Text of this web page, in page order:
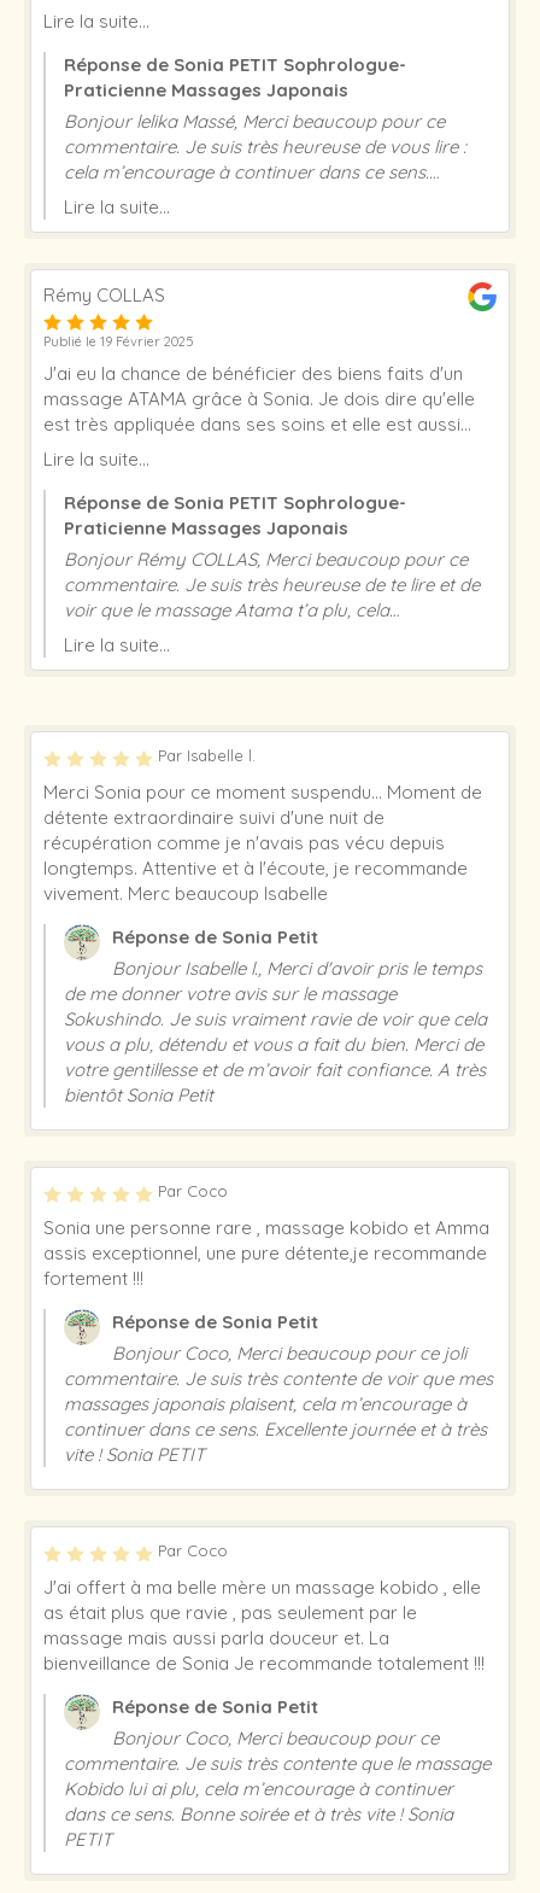
mon visage (kobido), je recommande !
Lire la suite...
Réponse de Sonia PETIT Sophrologue-
Praticienne Massages Japonais
Bonjour lelika Massé, Merci beaucoup pour ce
commentaire. Je suis très heureuse de vous lire :
cela m’encourage à continuer dans ce sens.
Excellente journée et à très vite ! Sonia Petit
Lire la suite...
Rémy COLLAS
Publié le 19 Février 2025
J'ai eu la chance de bénéficier des biens faits d'un
massage ATAMA grâce à Sonia. Je dois dire qu'elle
est très appliquée dans ses soins et elle est aussi
votre écoute. Elle travaille vraiment en conscience.
Lire la suite...
Réponse de Sonia PETIT Sophrologue-
Praticienne Massages Japonais
Bonjour Rémy COLLAS, Merci beaucoup pour ce
commentaire. Je suis très heureuse de te lire et de
voir que le massage Atama t’a plu, cela
m’encourage à continuer dans ce sens. Excellente
Lire la suite...
Par Isabelle l.
Merci Sonia pour ce moment suspendu... Moment de
détente extraordinaire suivi d'une nuit de
récupération comme je n'avais pas vécu depuis
longtemps. Attentive et à l'écoute, je recommande
vivement. Merc beaucoup Isabelle
Réponse de Sonia Petit
Bonjour Isabelle l., Merci d'avoir pris le temps
de me donner votre avis sur le massage
Sokushindo. Je suis vraiment ravie de voir que cela
vous a plu, détendu et vous a fait du bien. Merci de
votre gentillesse et de m’avoir fait confiance. A très
bientôt Sonia Petit
Par Coco
Sonia une personne rare , massage kobido et Amma
assis exceptionnel, une pure détente,je recommande
fortement !!!
Réponse de Sonia Petit
Bonjour Coco, Merci beaucoup pour ce joli
commentaire. Je suis très contente de voir que mes
massages japonais plaisent, cela m’encourage à
continuer dans ce sens. Excellente journée et à très
vite ! Sonia PETIT
Par Coco
J'ai offert à ma belle mère un massage kobido , elle
as était plus que ravie , pas seulement par le
massage mais aussi parla douceur et. La
bienveillance de Sonia Je recommande totalement !!!
Réponse de Sonia Petit
Bonjour Coco, Merci beaucoup pour ce
commentaire. Je suis très contente que le massage
Kobido lui ai plu, cela m’encourage à continuer
dans ce sens. Bonne soirée et à très vite ! Sonia
PETIT